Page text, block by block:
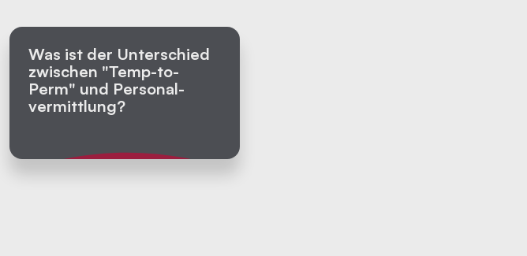
Was ist der Unterschied
zwischen "Temp-to-
Perm" und Personal­
vermittlung?